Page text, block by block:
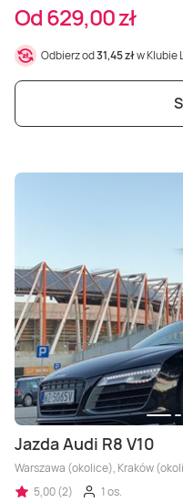
Od 629,00 zł
Odbierz od31,45 złw Klubie
Jazda Audi R8 V10
Warszawa (okolice), Kraków
5,00 (2)
1 os.